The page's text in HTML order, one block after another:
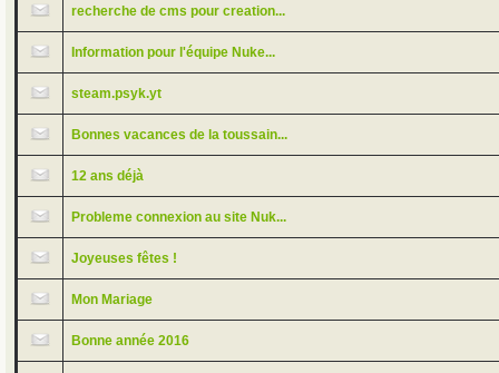
recherche de cms pour creation...
Information pour l'équipe Nuke...
steam.psyk.yt
Bonnes vacances de la toussain...
12 ans déjà
Probleme connexion au site Nuk...
Joyeuses fêtes !
Mon Mariage
Bonne année 2016